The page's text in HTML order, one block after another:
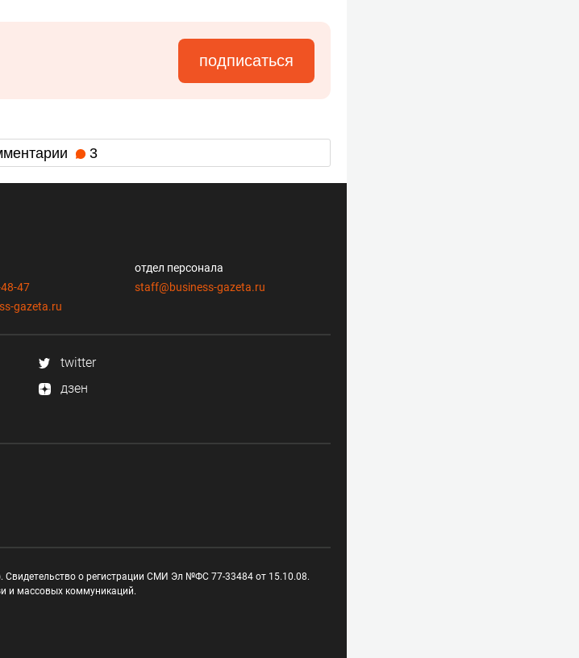
подписаться
3
47
gazeta.ru
отдел персонала
staff@business-gazeta.ru
twitter
дзен
Свидетельство о регистрации СМИ Эл №ФС 77-33484 от 15.10.08.
и массовых коммуникаций.